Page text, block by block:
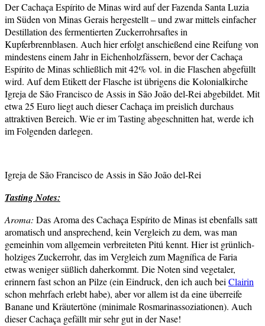
Der Cachaça Espírito de Minas wird auf der Fazenda Santa Luzia
im Süden von Minas Gerais hergestellt – und zwar mittels einfacher
Destillation des fermentierten Zuckerrohrsaftes in
Kupferbrennblasen. Auch hier erfolgt anschießend eine Reifung von
mindestens einem Jahr in Eichenholzfässern, bevor der Cachaça
Espírito de Minas schließlich mit 42% vol. in die Flaschen abgefüllt
wird. Auf dem Etikett der Flasche ist übrigens die Kolonialkirche
Igreja de São Francisco de Assis in São João del-Rei abgebildet. Mit
etwa 25 Euro liegt auch dieser Cachaça im preislich durchaus
attraktiven Bereich. Wie er im Tasting abgeschnitten hat, werde ich
im Folgenden darlegen.
Igreja de São Francisco de Assis in São João del-Rei
Tasting Notes:
Aroma: Das Aroma des Cachaça Espírito de Minas ist ebenfalls satt
aromatisch und ansprechend, kein Vergleich zu dem, was man
gemeinhin vom allgemein verbreiteten Pitú kennt. Hier ist grünlich-
holziges Zuckerrohr, das im Vergleich zum Magnífica de Faria
etwas weniger süßlich daherkommt. Die Noten sind vegetaler,
erinnern fast schon an Pilze (ein Eindruck, den ich auch beiClairin
schon mehrfach erlebt habe), aber vor allem ist da eine überreife
Banane und Kräutertöne (minimale Rosmarinassoziationen). Auch
dieser Cachaça gefällt mir sehr gut in der Nase!